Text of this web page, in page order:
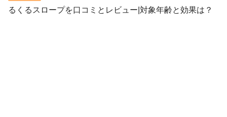
るくるスロープを口コミとレビュー|対象年齢と効果は？